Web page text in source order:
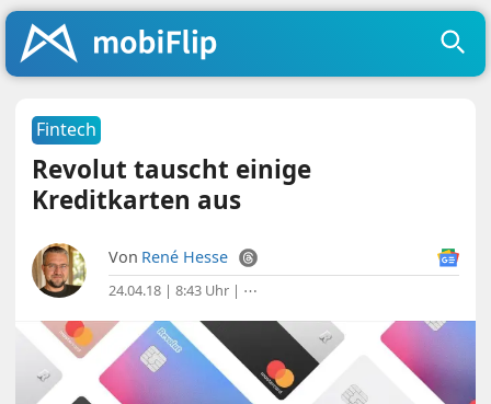
Fintech
Revolut tauscht einige
Kreditkarten aus
Von René Hesse
24.04.18 | 8:43 Uhr | ⋯